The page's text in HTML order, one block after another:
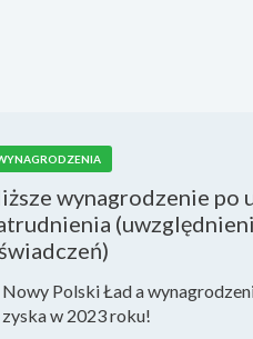
wynagrodzenie po
Nowy Polski Ład a
zyska w 2023 roku!